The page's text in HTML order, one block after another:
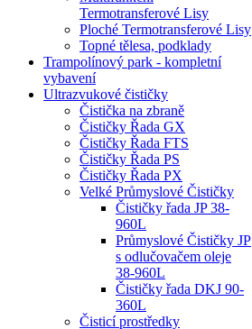
Termotransferové Lisy
Ploché Termotransferové Lisy
Topné tělesa, podklady
Trampolínový park - kompletní
vybavení
Ultrazvukové čističky
Čistička na zbraně
Čističky Řada GX
Čističky Řada FTS
Čističky Řada PS
Čističky Řada PX
Velké Průmyslové Čističky
Čističky řada JP 38-
960L
Průmyslové Čističky JP
s odlučovačem oleje
38-960L
Čističky řada DKJ 90-
360L
Čisticí prostředky